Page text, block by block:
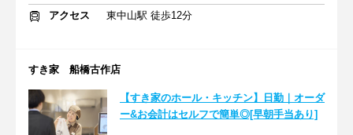
アクセス
東中山駅 徒歩12分
すき家 船橋古作店
【すき家のホール・キッチン】日勤｜オーダ
ー&お会計はセルフで簡単◎[早朝手当あり]